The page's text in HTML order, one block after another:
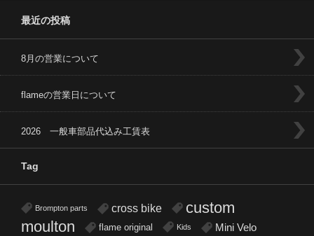
最近の投稿
8月の営業について
flameの営業日について
2026 一般車部品代込み工賃表
Tag
Brompton parts cross bike
custom
moulton
flame original Kids Mini Velo